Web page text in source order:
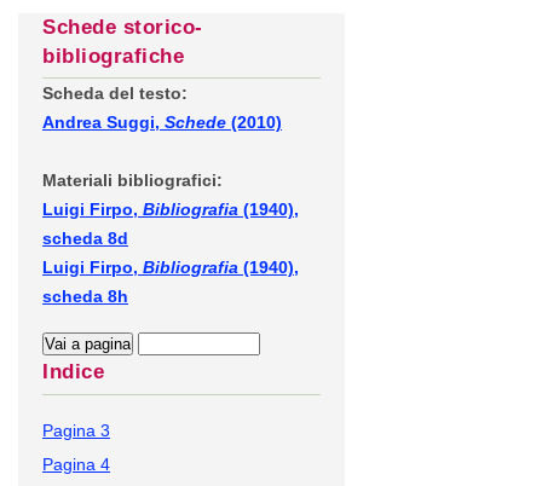
Schede storico-
bibliografiche
Scheda del testo:
Andrea Suggi, Schede (2010)
Materiali bibliografici:
Luigi Firpo, Bibliografia (1940),
scheda 8d
Luigi Firpo, Bibliografia (1940),
scheda 8h
Indice
Pagina 3
Pagina 4